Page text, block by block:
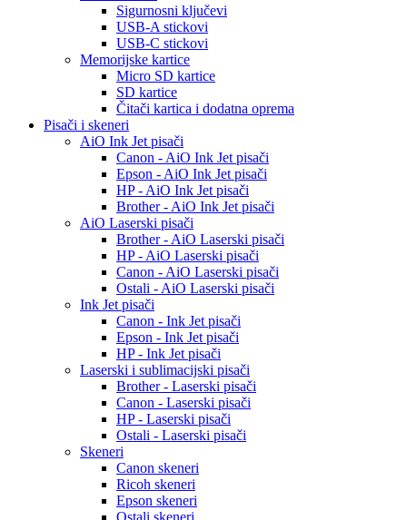
Sigurnosni ključevi
USB-A stickovi
USB-C stickovi
Memorijske kartice
Micro SD kartice
SD kartice
Čitači kartica i dodatna oprema
Pisači i skeneri
AiO Ink Jet pisači
Canon - AiO Ink Jet pisači
Epson - AiO Ink Jet pisači
HP - AiO Ink Jet pisači
Brother - AiO Ink Jet pisači
AiO Laserski pisači
Brother - AiO Laserski pisači
HP - AiO Laserski pisači
Canon - AiO Laserski pisači
Ostali - AiO Laserski pisači
Ink Jet pisači
Canon - Ink Jet pisači
Epson - Ink Jet pisači
HP - Ink Jet pisači
Laserski i sublimacijski pisači
Brother - Laserski pisači
Canon - Laserski pisači
HP - Laserski pisači
Ostali - Laserski pisači
Skeneri
Canon skeneri
Ricoh skeneri
Epson skeneri
Ostali skeneri